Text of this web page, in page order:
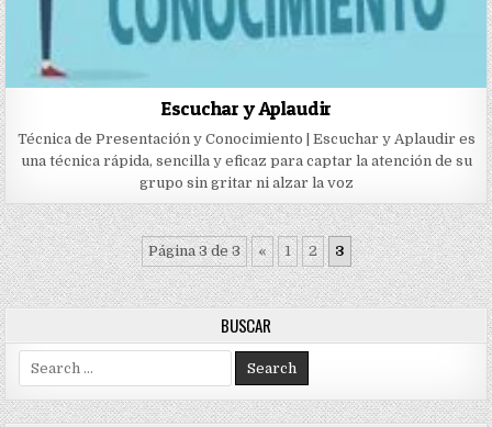
Escuchar y Aplaudir
Técnica de Presentación y Conocimiento | Escuchar y Aplaudir es
una técnica rápida, sencilla y eficaz para captar la atención de su
grupo sin gritar ni alzar la voz
Página 3 de 3 « 1 2 3
BUSCAR
Search
for: